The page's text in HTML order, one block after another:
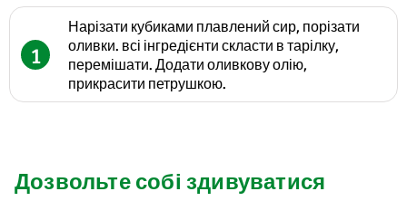
1
Нарізати кубиками плавлений сир, порізати
оливки. всі інгредієнти скласти в тарілку,
перемішати. Додати оливкову олію,
прикрасити петрушкою.
Дозвольте собі здивуватися